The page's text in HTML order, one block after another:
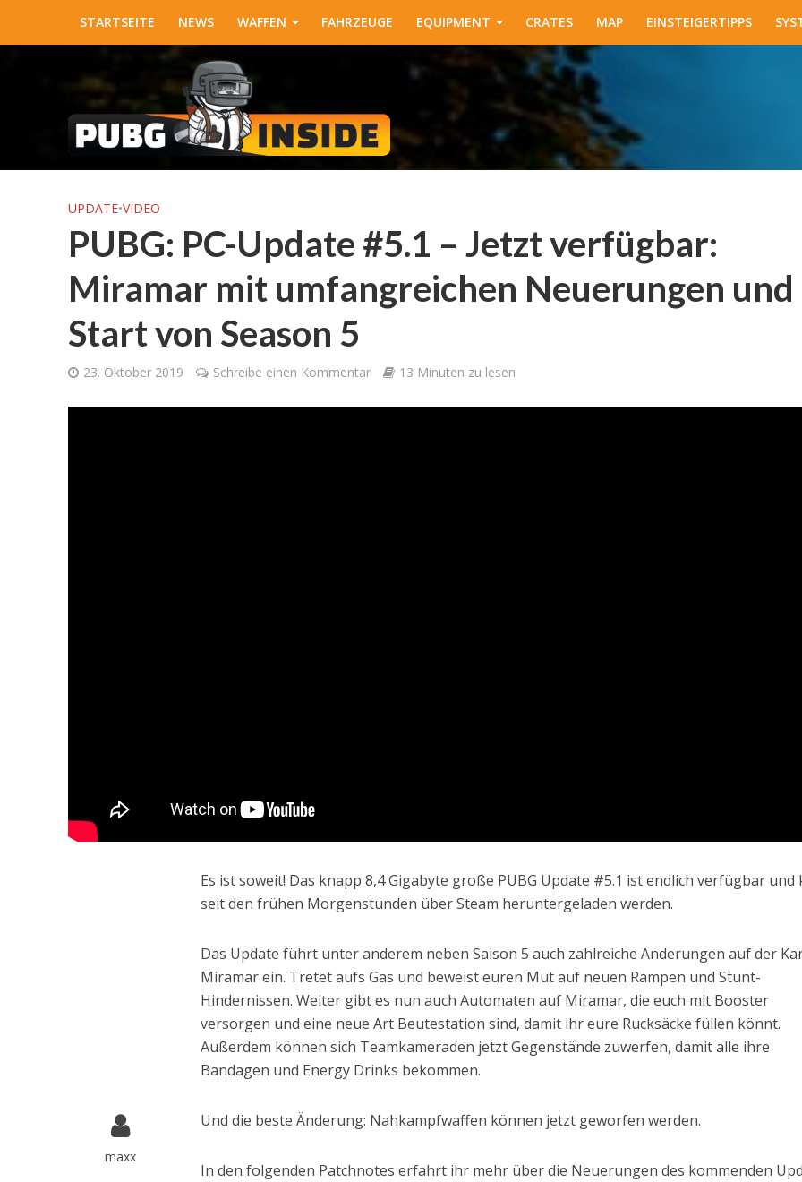
STARTSEITE NEWS WAFFEN FAHRZEUGE EQUIPMENT CRATES MAP EINSTEIGERTIPPS
UPDATE•VIDEO
PUBG: PC-Update #5.1 – Jetzt verfügbar:
Miramar mit umfangreichen Neuerungen und
Start von Season 5
23. Oktober 2019 Schreibe einen Kommentar 13 Minuten zu lesen
maxx
Es ist soweit! Das knapp 8,4 Gigabyte große PUBG Update #5.1 ist endlich verfügbar und
seit den frühen Morgenstunden über Steam heruntergeladen werden.
Das Update führt unter anderem neben Saison 5 auch zahlreiche Änderungen auf der
Miramar ein. Tretet aufs Gas und beweist euren Mut auf neuen Rampen und Stunt-
Hindernissen. Weiter gibt es nun auch Automaten auf Miramar, die euch mit Booster
versorgen und eine neue Art Beutestation sind, damit ihr eure Rucksäcke füllen könnt.
Außerdem können sich Teamkameraden jetzt Gegenstände zuwerfen, damit alle ihre
Bandagen und Energy Drinks bekommen.
Und die beste Änderung: Nahkampfwaffen können jetzt geworfen werden.
In den folgenden Patchnotes erfahrt ihr mehr über die Neuerungen des kommenden